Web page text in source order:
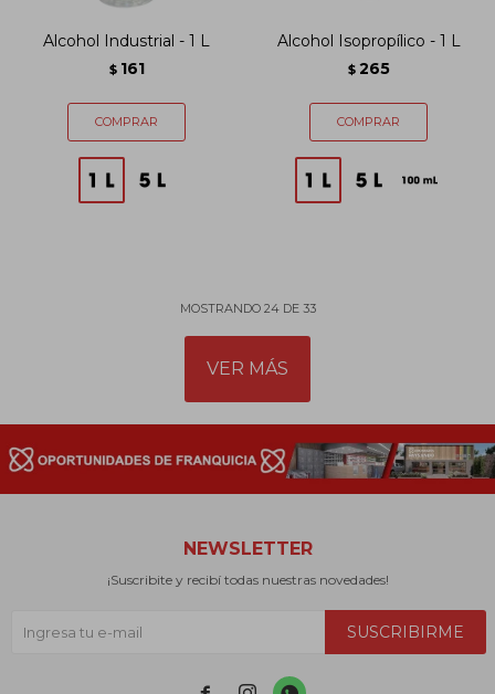
Alcohol Industrial - 1 L
$ 161
Alcohol Isopropílico - 1 L
$ 265
MOSTRANDO 24DE 33
VER MÁS
NEWSLETTER
¡Suscribite y recibí todas nuestras novedades!
SUSCRIBIRME